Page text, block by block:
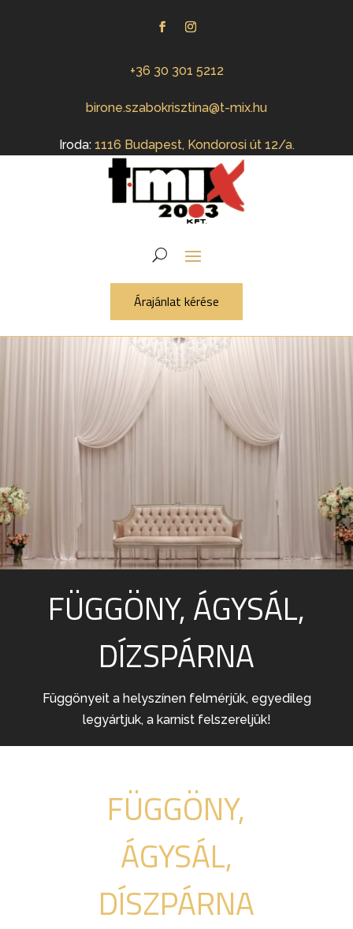
+36 30 301 5212
birone.szabokrisztina@t-mix.hu
Iroda: 1116 Budapest, Kondorosi út 12/a.
Árajánlat kérése
FÜGGÖNY, ÁGYSÁL,
DÍZSPÁRNA
Függönyeit a helyszínen felmérjük, egyedileg
legyártjuk, a karnist felszereljük!
FÜGGÖNY,
ÁGYSÁL,
DÍSZPÁRNA